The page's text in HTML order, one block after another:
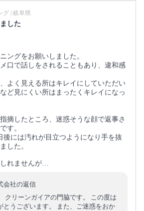
グ | 岐阜県
した
ングをお願いしました。
口で話しをされることもあり、違和感
よく見える所はキレイにしていただい
ど見にくい所はまったくキレイになっ
摘したところ、迷惑そうな顔で返事さ
す。
後には汚れが目立つようになり手を抜
した。
れませんが…
会社の返信
クリーンガイアの門脇です。 この度は
とうございます。 また、ご迷惑をおか